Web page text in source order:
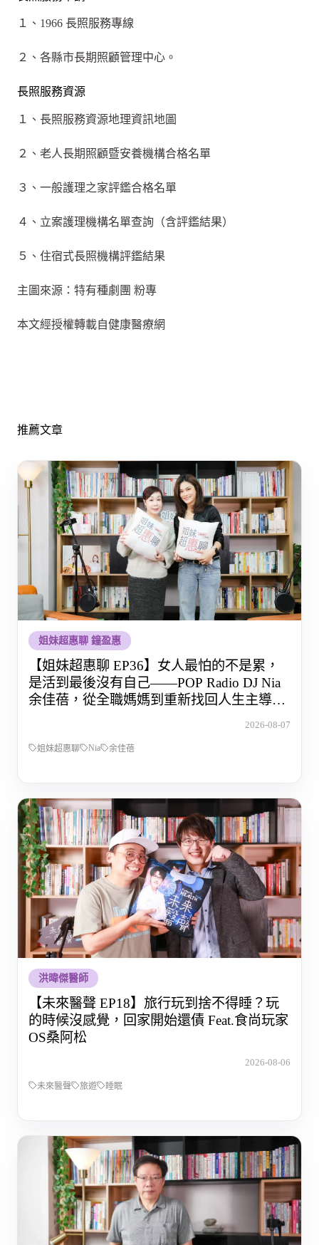
１、1966 長照服務專線
２、各縣市長期照顧管理中心。
長照服務資源
１、長照服務資源地理資訊地圖
２、老人長期照顧暨安養機構合格名單
３、一般護理之家評鑑合格名單
４、立案護理機構名單查詢（含評鑑結果）
５、住宿式長照機構評鑑結果
主圖來源：特有種劇團 粉專
本文經授權轉載自健康醫療網
推薦文章
姐妹超惠聊 鐘盈惠
【姐妹超惠聊 EP36】女人最怕的不是累，
是活到最後沒有自己——POP Radio DJ Nia
余佳蓓，從全職媽媽到重新找回人生主導權
2026-08-07
姐妹超惠聊 Nia 余佳蓓
洪暐傑醫師
【未來醫聲 EP18】旅行玩到捨不得睡？玩
的時候沒感覺，回家開始還債 Feat.食尚玩家
OS桑阿松
2026-08-06
未來醫聲 旅遊 睡眠